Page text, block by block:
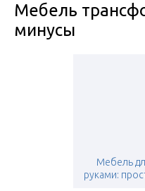
Мебель
минусы
Мебель
руками: